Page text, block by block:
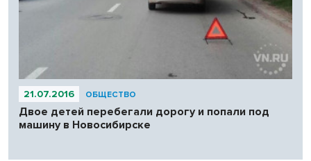
21.07.2016 ОБЩЕСТВО
Двое детей перебегали дорогу и попали под
машину в Новосибирске